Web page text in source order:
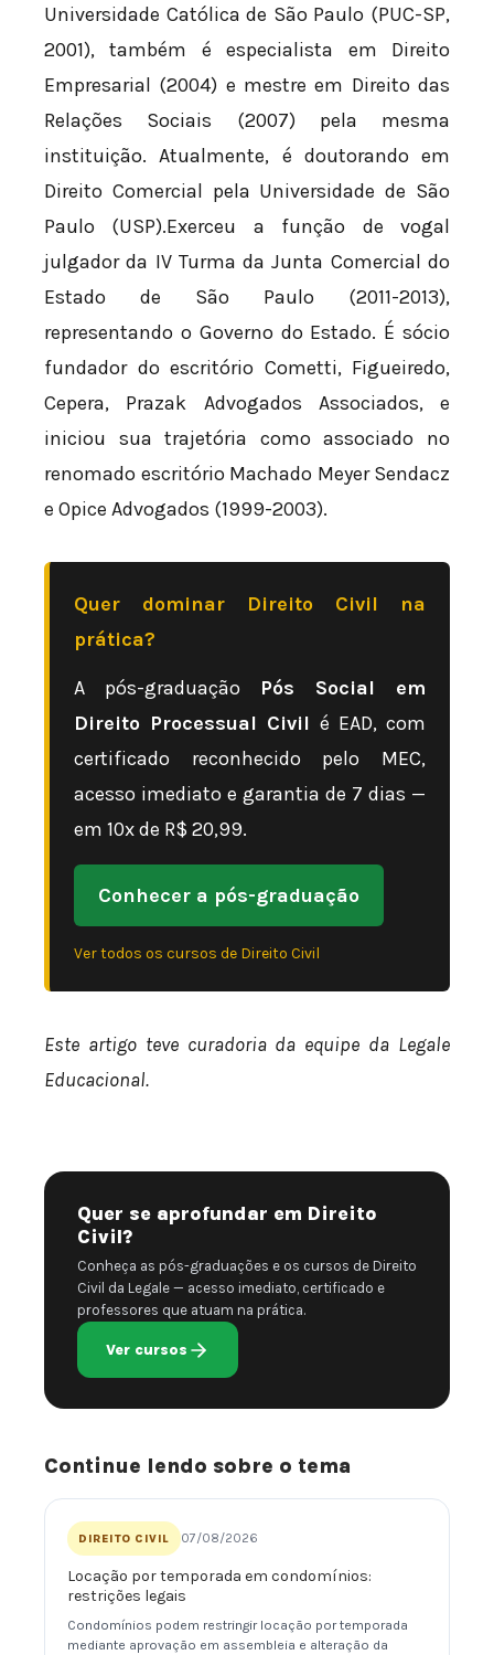
Universidade Católica de São Paulo (PUC-SP,
2001), também é especialista em Direito
Empresarial (2004) e mestre em Direito das
Relações Sociais (2007) pela mesma
instituição. Atualmente, é doutorando em
Direito Comercial pela Universidade de São
Paulo (USP).Exerceu a função de vogal
julgador da IV Turma da Junta Comercial do
Estado de São Paulo (2011-2013),
representando o Governo do Estado. É sócio
fundador do escritório Cometti, Figueiredo,
Cepera, Prazak Advogados Associados, e
iniciou sua trajetória como associado no
renomado escritório Machado Meyer Sendacz
e Opice Advogados (1999-2003).
Quer dominar Direito Civil na
prática?
A pós-graduação Pós Social em
Direito Processual Civil é EAD, com
certificado reconhecido pelo MEC,
acesso imediato e garantia de 7 dias —
em 10x de R$ 20,99.
Conhecer a pós-graduação
Ver todos os cursos de Direito Civil
Este artigo teve curadoria da equipe da Legale
Educacional.
Quer se aprofundar em Direito
Civil?
Conheça as pós-graduações e os cursos de Direito
Civil da Legale — acesso imediato, certificado e
professores que atuam na prática.
Ver cursos
Continue lendo sobre o tema
DIREITO CIVIL 07/08/2026
Locação por temporada em condomínios:
restrições legais
Condomínios podem restringir locação por temporada
mediante aprovação em assembleia e alteração da